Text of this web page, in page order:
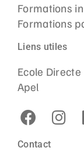
Formations
Formations
Liens utiles
Ecole Directe
Apel
Contact